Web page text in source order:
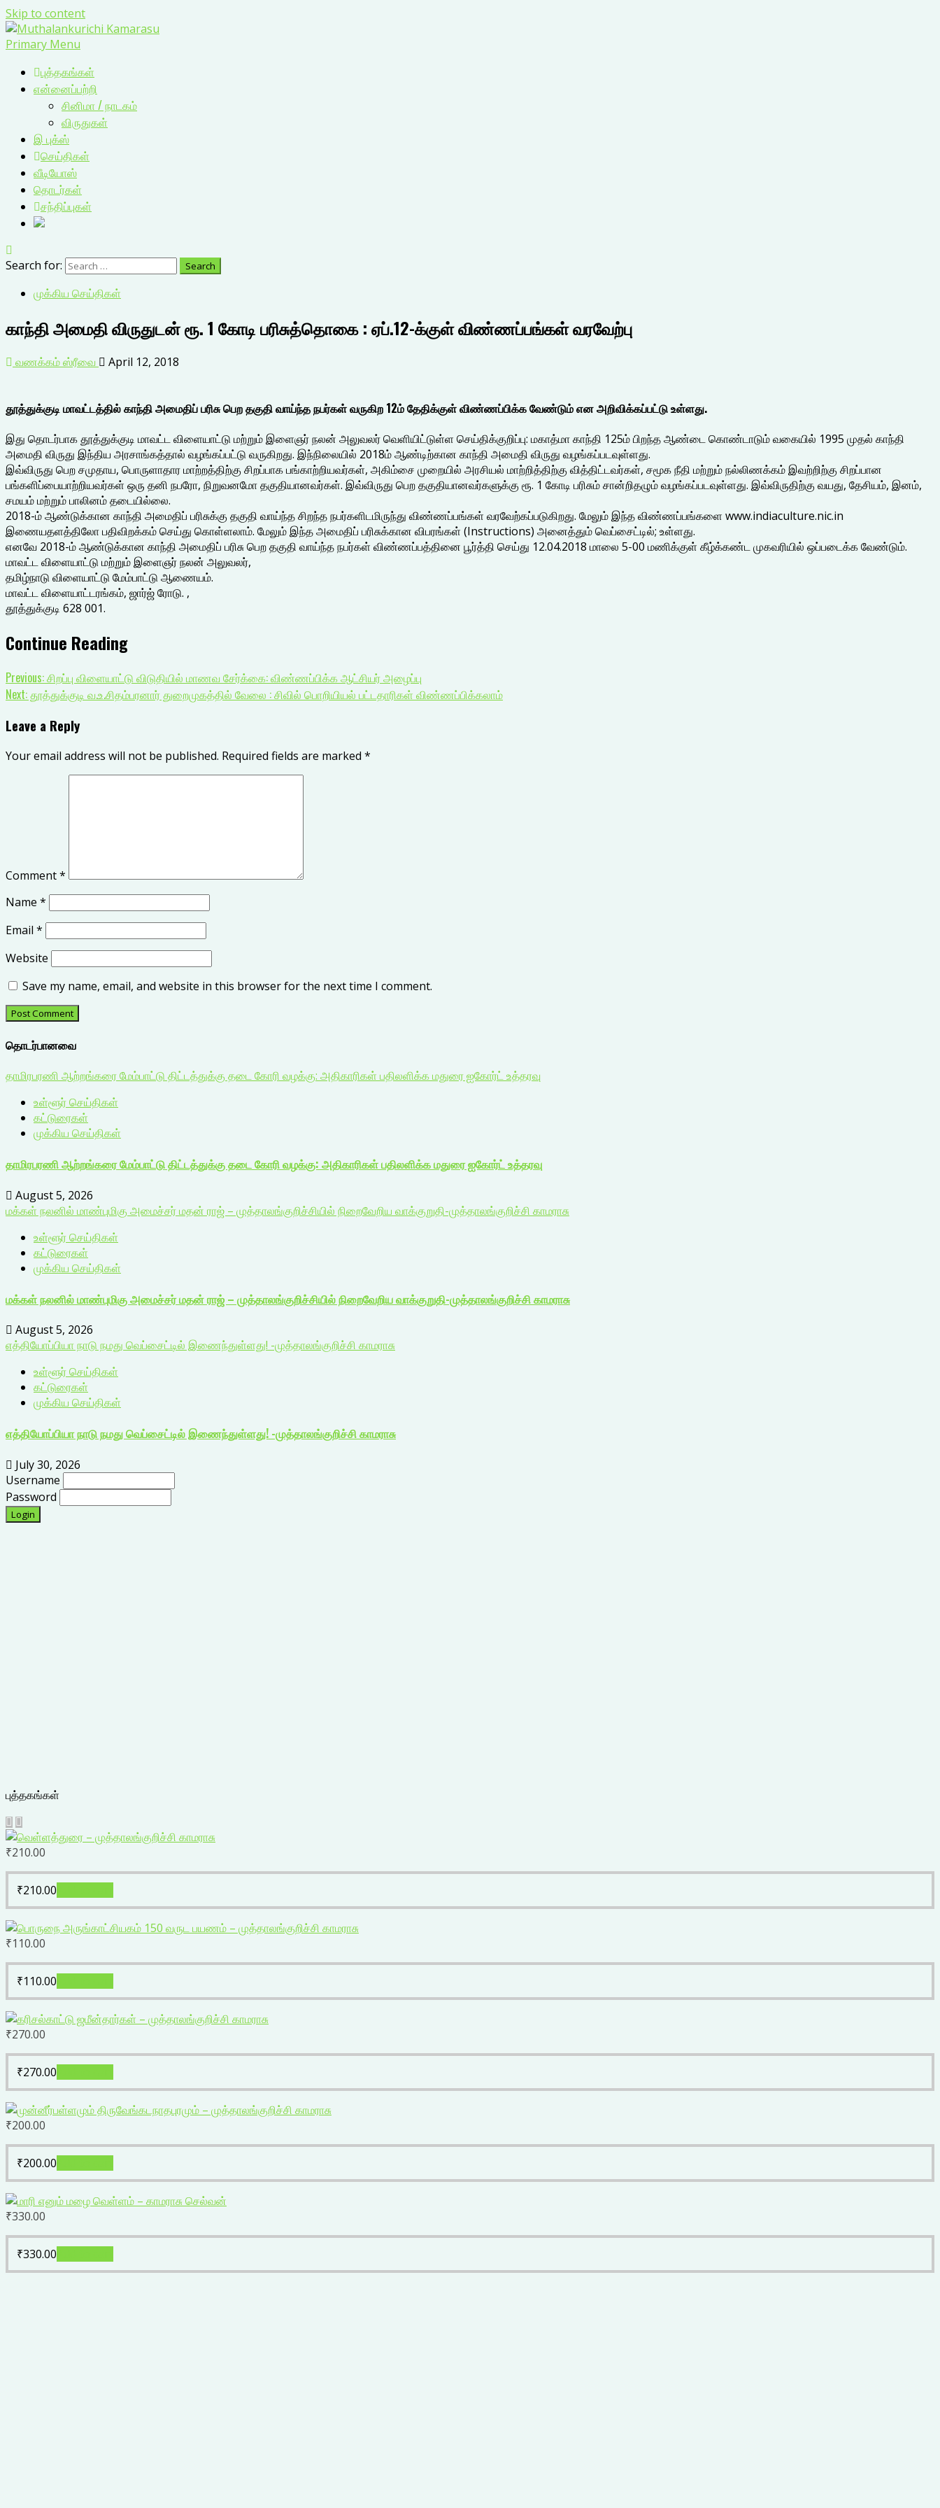
Skip to content
Primary Menu
புத்தகங்கள்
என்னைப்பற்றி
சினிமா / நாடகம்
விருதுகள்
இ புக்ஸ்
செய்திகள்
வீடியோஸ்
தொடர்கள்
சந்திப்புகள்
Search for:
முக்கிய செய்திகள்
காந்தி அமைதி விருதுடன் ரூ. 1 கோடி பரிசுத்தொகை : ஏப்.12-க்குள் விண்ணப்பங்கள் வரவேற்பு
வணக்கம் ஸ்ரீவை April 12, 2018
தூத்துக்குடி மாவட்டத்தில் காந்தி அமைதிப் பரிசு பெற தகுதி வாய்ந்த நபர்கள் வருகிற 12ம் தேதிக்குள் விண்ணப்பிக்க வேண்டும் என அறிவிக்கப்பட்டு உள்ளது.
இது தொடர்பாக தூத்துக்குடி மாவட்ட விளையாட்டு மற்றும் இளைஞர் நலன் அலுவலர் வெளியிட்டுள்ள செய்திக்குறிப்பு: மகாத்மா காந்தி 125ம் பிறந்த ஆண்டை கொண்டாடும் வகையில் 1995 முதல் காந்தி
அமைதி விருது இந்திய அரசாங்கத்தால் வழங்கப்பட்டு வருகிறது. இந்நிலையில் 2018ம் ஆண்டிற்கான காந்தி அமைதி விருது வழங்கப்படவுள்ளது.
இவ்விருது பெற சமுதாய, பொருளாதார மாற்றத்திற்கு சிறப்பாக பங்காற்றியவர்கள், அகிம்சை முறையில் அரசியல் மாற்றித்திற்கு வித்திட்டவர்கள், சமூக நீதி மற்றும் நல்லிணக்கம் இவற்றிற்கு சிறப்பான
பங்களிப்பையாற்றியவர்கள் ஒரு தனி நபரோ, நிறுவனமோ தகுதியானவர்கள். இவ்விருது பெற தகுதியானவர்களுக்கு ரூ. 1 கோடி பரிசும் சான்றிதழும் வழங்கப்படவுள்ளது. இவ்விருதிற்கு வயது, தேசியம், இனம்,
சமயம் மற்றும் பாலினம் தடையில்லை.
2018-ம் ஆண்டுக்கான காந்தி அமைதிப் பரிசுக்கு தகுதி வாய்ந்த சிறந்த நபர்களிடமிருந்து விண்ணப்பங்கள் வரவேற்கப்படுகிறது. மேலும் இந்த விண்ணப்பங்களை www.indiaculture.nic.in
இணையதளத்திலோ பதிவிறக்கம் செய்து கொள்ளலாம். மேலும் இந்த அமைதிப் பரிசுக்கான விபரங்கள் (Instructions) அனைத்தும் வெப்சைட்டில்; உள்ளது.
எனவே 2018-ம் ஆண்டுக்கான காந்தி அமைதிப் பரிசு பெற தகுதி வாய்ந்த நபர்கள் விண்ணப்பத்தினை பூர்த்தி செய்து 12.04.2018 மாலை 5-00 மணிக்குள் கீழ்க்கண்ட முகவரியில் ஒப்படைக்க வேண்டும்.
மாவட்ட விளையாட்டு மற்றும் இளைஞர் நலன் அலுவலர்,
தமிழ்நாடு விளையாட்டு மேம்பாட்டு ஆணையம்.
மாவட்ட விளையாட்டரங்கம், ஜார்ஜ் ரோடு. ,
தூத்துக்குடி 628 001.
Continue Reading
Previous:சிறப்பு விளையாட்டு விடுதியில் மாணவ சேர்க்கை: விண்ணப்பிக்க ஆட்சியர் அழைப்பு
Next:தூத்துக்குடி வ.உ.சிதம்பரனார் துறைமுகத்தில் வேலை : சிவில் பொறியியல் பட்டதாரிகள் விண்ணப்பிக்கலாம்
Leave a Reply
Your email address will not be published. Required fields are marked *
Comment*
Name *
Email *
Website
Save my name, email, and website in this browser for the next time I comment.
தொடர்பானவை
தாமிரபரணி ஆற்றங்கரை மேம்பாட்டு திட்டத்துக்கு தடை கோரி வழக்கு: அதிகாரிகள் பதிலளிக்க மதுரை ஐகோர்ட் உத்தரவு
உள்ளூர் செய்திகள்
கட்டுரைகள்
முக்கிய செய்திகள்
தாமிரபரணி ஆற்றங்கரை மேம்பாட்டு திட்டத்துக்கு தடை கோரி வழக்கு: அதிகாரிகள் பதிலளிக்க மதுரை ஐகோர்ட் உத்தரவு
August 5, 2026
மக்கள் நலனில் மாண்புமிகு அமைச்சர் மதன் ராஜ் – முத்தாலங்குறிச்சியில் நிறைவேறிய வாக்குறுதி-முத்தாலங்குறிச்சி காமராசு
உள்ளூர் செய்திகள்
கட்டுரைகள்
முக்கிய செய்திகள்
மக்கள் நலனில் மாண்புமிகு அமைச்சர் மதன் ராஜ் – முத்தாலங்குறிச்சியில் நிறைவேறிய வாக்குறுதி-முத்தாலங்குறிச்சி காமராசு
August 5, 2026
எத்தியோப்பியா நாடு நமது வெப்சைட்டில் இணைந்துள்ளது! -முத்தாலங்குறிச்சி காமராசு
உள்ளூர் செய்திகள்
கட்டுரைகள்
முக்கிய செய்திகள்
எத்தியோப்பியா நாடு நமது வெப்சைட்டில் இணைந்துள்ளது! -முத்தாலங்குறிச்சி காமராசு
July 30, 2026
Username
Password
புத்தகங்கள்
₹210.00
₹210.00
₹110.00
₹110.00
₹270.00
₹270.00
₹200.00
₹200.00
₹330.00
₹330.00